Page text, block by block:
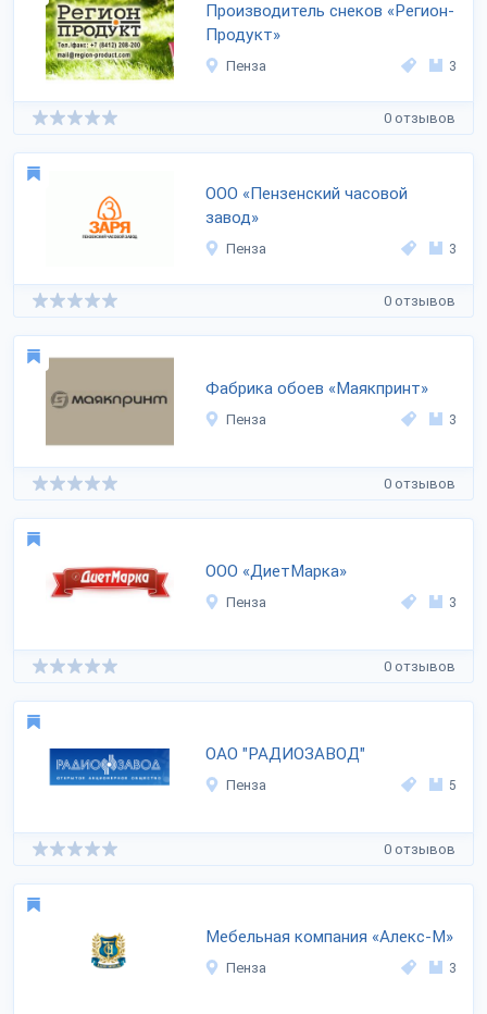
Производитель снеков «Регион-
Продукт»
Пенза 3
0 отзывов
ООО «Пензенский часовой
завод»
Пенза 3
0 отзывов
Фабрика обоев «Маякпринт»
Пенза 3
0 отзывов
ООО «ДиетМарка»
Пенза 3
0 отзывов
ОАО "РАДИОЗАВОД"
Пенза 5
0 отзывов
Мебельная компания «Алекс-М»
Пенза 3